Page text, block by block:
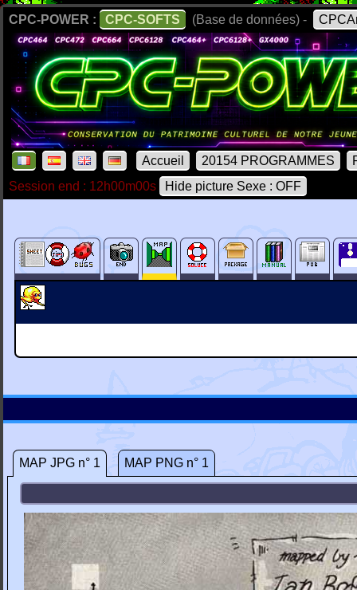
CPC-POWER : CPC-SOFTS (Base de données) -
Accueil 20154 PROGRAMMES
Session end : 12h00m00s
Hide picture Sexe : OFF
MAP JPG n° 1 MAP PNG n° 1